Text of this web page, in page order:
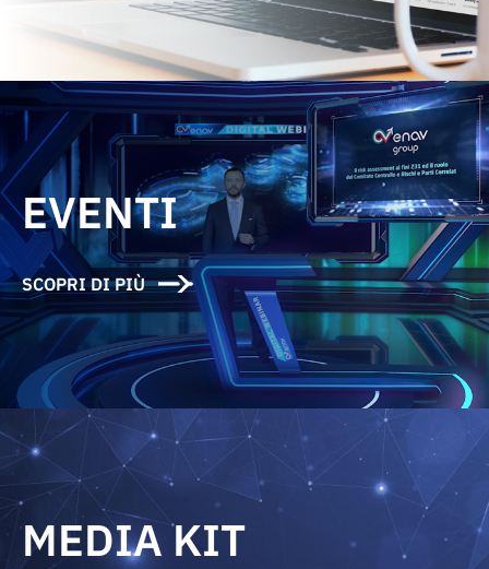
EVENTI
SCOPRI DI PIÙ
MEDIA KIT